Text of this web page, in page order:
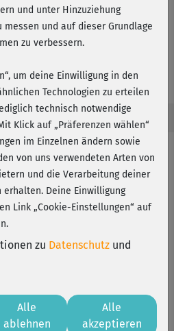
Workout - im
Wasserflaschen
und unter Hinzuziehung
und auf dieser Grundlage
zu verbessern.
um deine Einwilligung in den
Technologien zu erteilen
technisch notwendige
Klick auf „Präferenzen wählen“
im Einzelnen ändern sowie
von uns verwendeten Arten von
und die Verarbeitung deiner
erhalten. Deine Einwilligung
Link „Cookie-Einstellungen“ auf
zu Datenschutz und
Alle
ablehnen
Alle
akzeptieren